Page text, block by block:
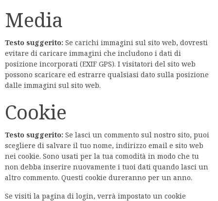
Media
Testo suggerito: Se carichi immagini sul sito web, dovresti
evitare di caricare immagini che includono i dati di
posizione incorporati (EXIF GPS). I visitatori del sito web
possono scaricare ed estrarre qualsiasi dato sulla posizione
dalle immagini sul sito web.
Cookie
Testo suggerito: Se lasci un commento sul nostro sito, puoi
scegliere di salvare il tuo nome, indirizzo email e sito web
nei cookie. Sono usati per la tua comodità in modo che tu
non debba inserire nuovamente i tuoi dati quando lasci un
altro commento. Questi cookie dureranno per un anno.
Se visiti la pagina di login, verrà impostato un cookie